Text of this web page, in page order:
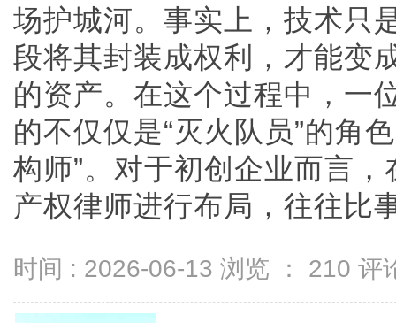
场护城河。事实上，技术只
段将其封装成权利，才能变
的资产。在这个过程中，一
的不仅仅是“灭火队员”的角
构师”。对于初创企业而言
产权律师进行布局，往往比
时间 : 2026-06-13 浏览 ： 210 评